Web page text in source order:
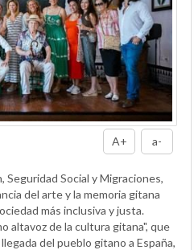
A+ a-
Seguridad Social y Migraciones,
del arte y la memoria gitana
más inclusiva y justa.
altavoz de la cultura gitana", que
del pueblo gitano a España,